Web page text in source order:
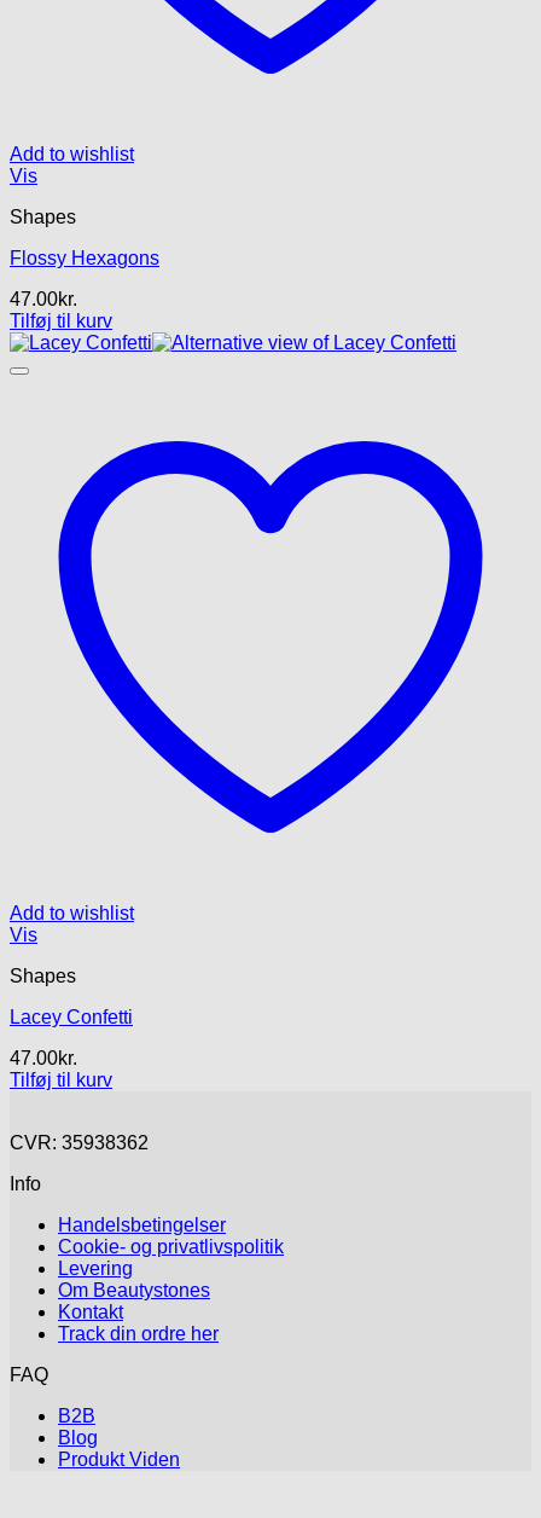
Add to wishlist
Vis
Shapes
Flossy Hexagons
47.00kr.
Tilføj til kurv
Add to wishlist
Vis
Shapes
Lacey Confetti
47.00kr.
Tilføj til kurv
CVR: 35938362
Info
Handelsbetingelser
Cookie- og privatlivspolitik
Levering
Om Beautystones
Kontakt
Track din ordre her
FAQ
B2B
Blog
Produkt Viden